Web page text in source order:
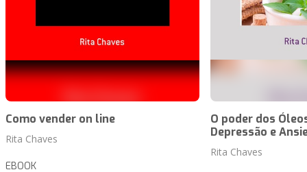
Como vender on line
Rita Chaves
EBOOK
O poder dos
Depressão e
Rita Chaves